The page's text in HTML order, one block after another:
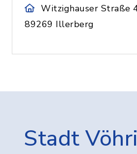
Witzighauser Straße
89269 Illerberg
Stadt